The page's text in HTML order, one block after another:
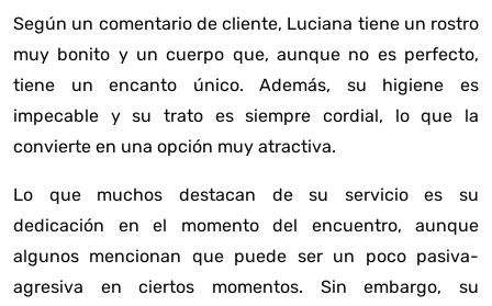
Según un comentario de cliente, Luciana tiene un rostro
muy bonito y un cuerpo que, aunque no es perfecto,
tiene un encanto único. Además, su higiene es
impecable y su trato es siempre cordial, lo que la
convierte en una opción muy atractiva.
Lo que muchos destacan de su servicio es su
dedicación en el momento del encuentro, aunque
algunos mencionan que puede ser un poco pasiva-
agresiva en ciertos momentos. Sin embargo, su